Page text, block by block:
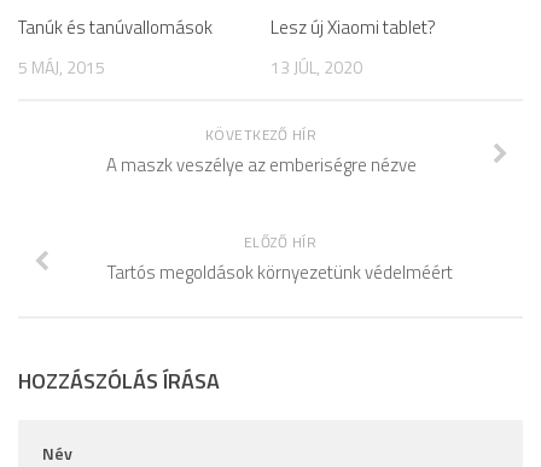
Tanúk és tanúvallomások
5 MÁJ, 2015
Lesz új Xiaomi tablet?
13 JÚL, 2020
KÖVETKEZŐ HÍR
A maszk veszélye az emberiségre nézve
ELŐZŐ HÍR
Tartós megoldások környezetünk védelméért
HOZZÁSZÓLÁS ÍRÁSA
Név